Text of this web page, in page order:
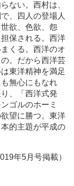
ない。西村は、
、四人の登場人
欲、色欲、怨
保される。西洋
くる。西洋のオ
。だから西洋芸
東洋精神を満足
無心にもなれ
、「西洋式発
ゴルのホーミ
望に勝つ。東洋
的主題が平成の
年5月号掲載）